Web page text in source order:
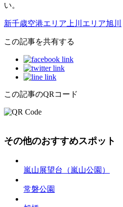
い。
新千歳空港エリア 上川エリア旭川
この記事を共有する
この記事のQRコード
その他のおすすめスポット
嵐山展望台（嵐山公園）
常磐公園